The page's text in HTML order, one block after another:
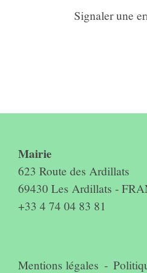
Signaler une
Mairie
623 Route des Ardillats
69430 Les Ardillats -
+33 4 74 04 83 81
Mentions légales -